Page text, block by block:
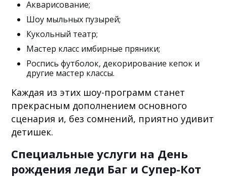
Акварисование;
Шоу мыльных пузырей;
Кукольный театр;
Мастер класс имбирные пряники;
Роспись футболок, декорирование кепок и
другие мастер классы.
Каждая из этих шоу-программ станет
прекрасным дополнением основного
сценария и, без сомнений, приятно удивит
детишек.
Специальные услуги на День
рождения леди Баг и Супер-Кот